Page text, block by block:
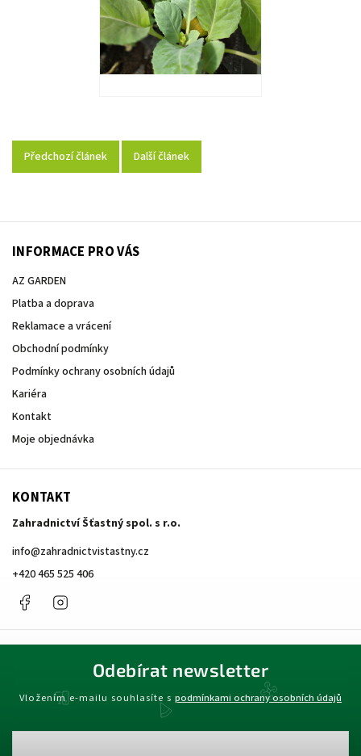
Předchozí článek Další článek
INFORMACE PRO VÁS
AZ GARDEN
Platba a doprava
Reklamace a vrácení
Obchodní podmínky
Podmínky ochrany osobních údajů
Kariéra
Kontakt
Moje objednávka
KONTAKT
Zahradnictví Šťastný spol. s r.o.
info@zahradnictvistastny.cz
+420 465 525 406
Facebook
Odebírat newsletter
Vložením e-mailu souhlasíte s podmínkami ochrany osobních údajů